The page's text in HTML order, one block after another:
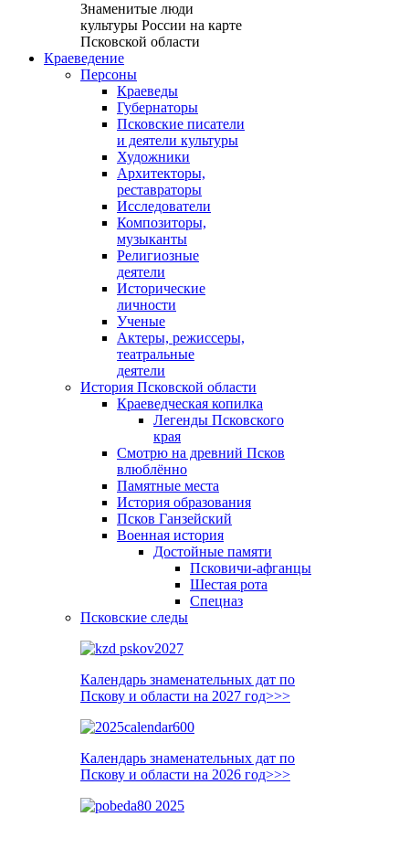
Знаменитые люди
культуры России на карте
Псковской области
Краеведение
Персоны
Краеведы
Губернаторы
Псковские писатели
и деятели культуры
Художники
Архитекторы,
реставраторы
Исследователи
Композиторы,
музыканты
Религиозные
деятели
Исторические
личности
Ученые
Актеры, режиссеры,
театральные
деятели
История Псковской области
Краеведческая копилка
Легенды Псковского
края
Смотрю на древний Псков
влюблённо
Памятные места
История образования
Псков Ганзейский
Военная история
Достойные памяти
Псковичи-афганцы
Шестая рота
Спецназ
Псковские следы
Календарь знаменательных дат по
Пскову и области на 2027 год>>>
Календарь знаменательных дат по
Пскову и области на 2026 год>>>